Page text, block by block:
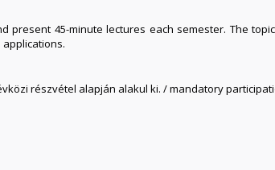
present 45-minute lectures each semester. The
részvétel alapján alakul ki. / mandatory